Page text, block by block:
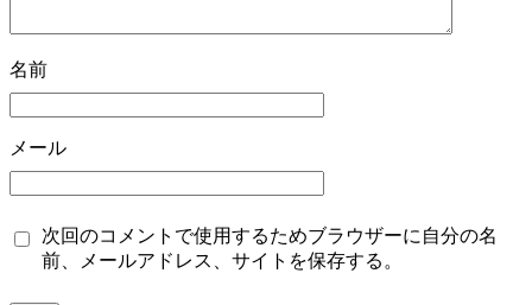
名前
メール
次回のコメントで使用するためブラウザーに自分の名
前、メールアドレス、サイトを保存する。